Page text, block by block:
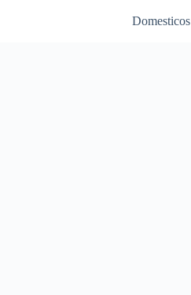
Domesticos